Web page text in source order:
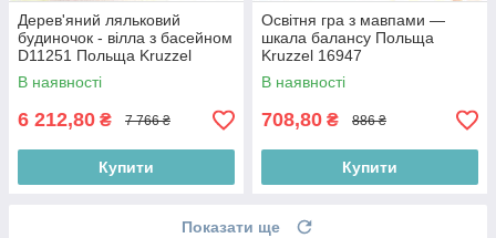
Дерев'яний ляльковий
будиночок - вілла з басейном
D11251 Польща Kruzzel
11251
В наявності
6 212,80 ₴ 7 766 ₴
Купити
Освітня гра з мавпами —
шкала балансу Польща
Kruzzel 16947
В наявності
708,80 ₴ 886 ₴
Купити
Показати ще